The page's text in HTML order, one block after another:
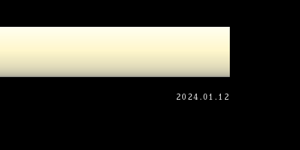
2024.01.12